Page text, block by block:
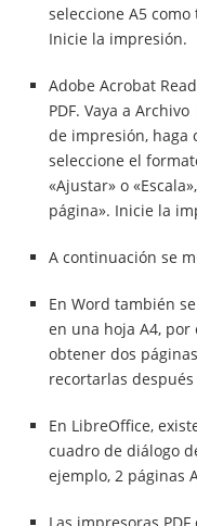
seleccione A5
Inicie la impresión.
Adobe Acrobat
PDF. Vaya a
de impresión, haga
seleccione el
«Ajustar» o
página». Inicie la
A continuación se
En Word también
en una hoja A4,
obtener dos
recortarlas
En LibreOffice,
cuadro de diálogo
ejemplo, 2 páginas